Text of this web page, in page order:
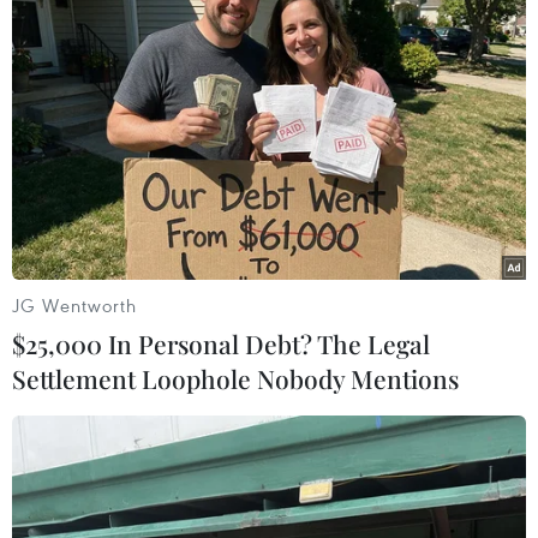
Thiếu tài xế, khoảng 25-30% xe đầu
kéo phải nằm bãi
02/08/2026 09:42
Chiêm ngưỡng những mẫu
xe hiếm tại Triển lãm ProDvizhenie-
Toyota giữ vững vị trí hãng xe bán
chạy nhất toàn cầu trong 7 năm liên
tiếp
30/07/2026 11:20
JG Wentworth
$25,000 In Personal Debt? The Legal
Settlement Loophole Nobody Mentions